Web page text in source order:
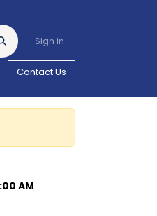
Sign in
Contact Us
AM